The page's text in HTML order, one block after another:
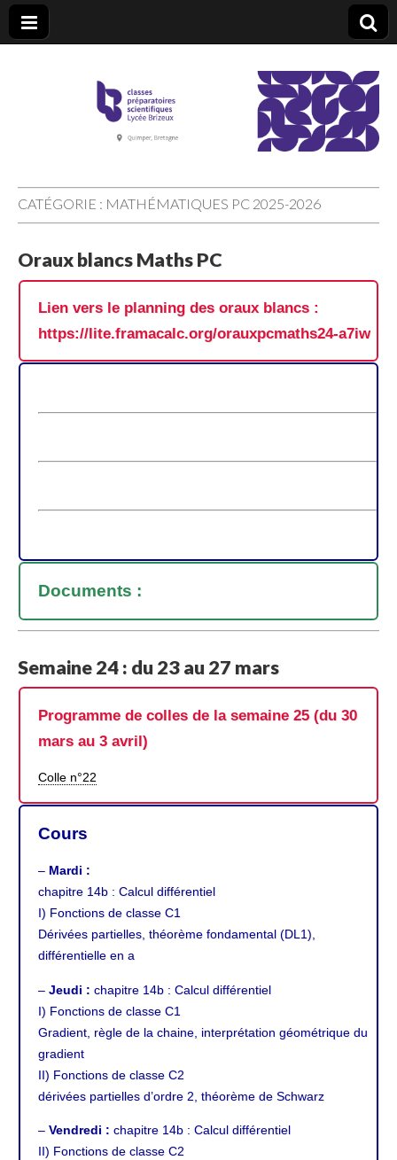
CPGE Brizeux
CATÉGORIE : MATHÉMATIQUES PC 2025-2026
Oraux blancs Maths PC
Lien vers le planning des oraux blancs :
https://lite.framacalc.org/orauxpcmaths24-a7iw
Documents :
Semaine 24 : du 23 au 27 mars
Programme de colles de la semaine 25 (du 30
mars au 3 avril)
Colle n°22
Cours
– Mardi :
chapitre 14b : Calcul différentiel
I) Fonctions de classe C1
Dérivées partielles, théorème fondamental (DL1),
différentielle en a
– Jeudi : chapitre 14b : Calcul différentiel
I) Fonctions de classe C1
Gradient, règle de la chaine, interprétation géométrique du
gradient
II) Fonctions de classe C2
dérivées partielles d’ordre 2, théorème de Schwarz
– Vendredi : chapitre 14b : Calcul différentiel
II) Fonctions de classe C2